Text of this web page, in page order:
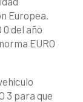
Europea.
del año
EURO
3 para que